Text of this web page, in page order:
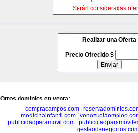
Serán consideradas
Realizar una Oferta
Precio Ofrecido $
Otros dominios en venta:
compracampos.com
medicinainfantil.com|
publicidadparamovil.com